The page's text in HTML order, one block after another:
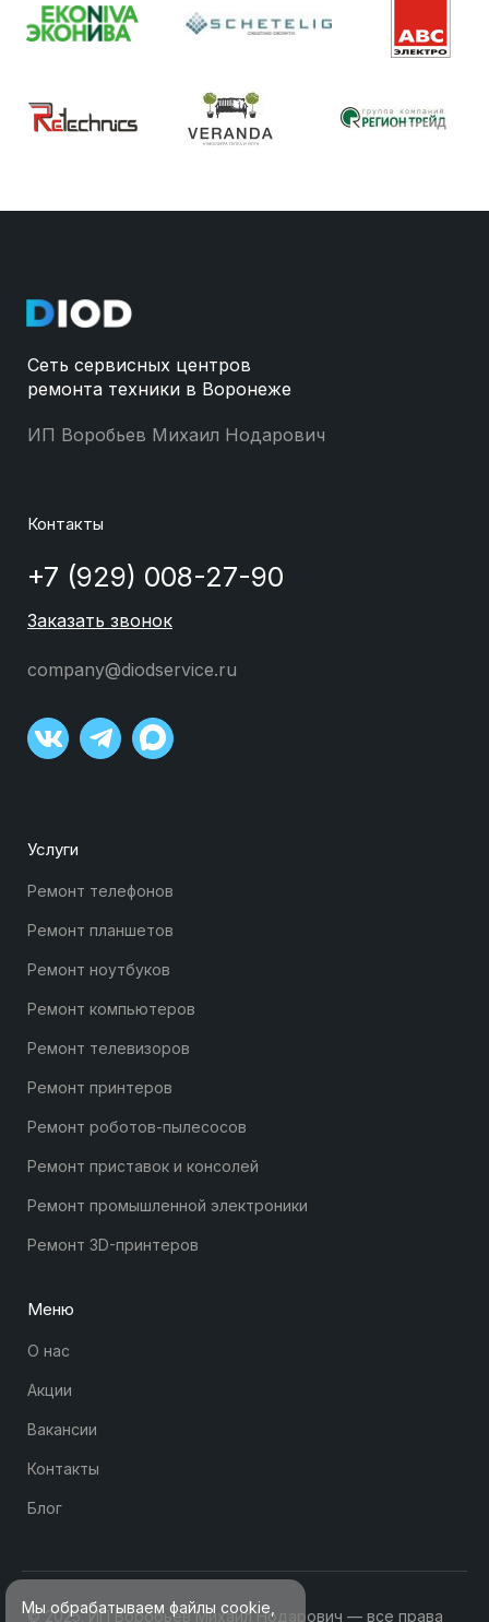
Сеть сервисных центров
ремонта техники в Воронеже
ИП Воробьев Михаил Нодарович
Контакты
+7 (929) 008-27-90
Заказать звонок
company@diodservice.ru
Услуги
Ремонт телефонов
Ремонт планшетов
Ремонт ноутбуков
Ремонт компьютеров
Ремонт телевизоров
Ремонт принтеров
Ремонт роботов-пылесосов
Ремонт приставок и консолей
Ремонт промышленной электроники
Ремонт 3D-принтеров
Меню
О нас
Акции
Вакансии
Контакты
Блог
© 2025. ИП Воробьев Михаил Нодарович — все права
Мы обрабатываем файлы cookie,